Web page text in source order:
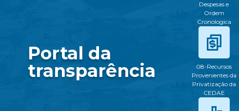
Portal da
transparência
Despesas e
Ordem
Cronologica
08-Recursos
Provenientes da
Privatização da
CEDAE